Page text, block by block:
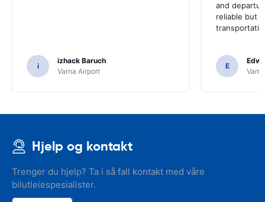
i
izhack Baruch
Varna Airport
and
reliable but
E
Hjelp og kontakt
Trenger du hjelp? Ta i så fall kontakt med våre
bilutleiespesialister.